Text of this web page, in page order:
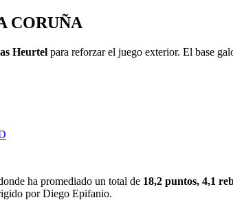
CORUÑA
Heurtel para reforzar el juego exterior. El base
ha promediado un total de 18,2 puntos, 4,1
por Diego Epifanio.